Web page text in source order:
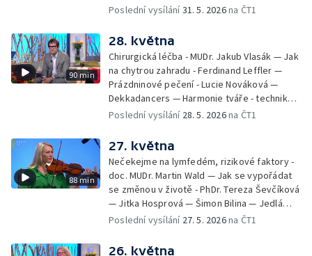
filmových klapek
Poslední vysílání31. 5. 2026na ČT1
90 min
28. května
Chirurgická léčba - MUDr. Jakub Vlasák — Jak
na chytrou zahradu - Ferdinand Leffler —
Prázdninové pečení - Lucie Nováková —
Dekkadancers — Harmonie tváře - techniky
přírodního omlazení - Martina Kavecká —
Petr Bednařík — Počasí s Michalem Žákem
Poslední vysílání 28. 5. 2026na ČT1
88 min
27. května
Nečekejme na lymfedém, rizikové faktory -
doc. MUDr. Martin Wald — Jak se vypořádat
se změnou v životě - PhDr. Tereza Ševčíková
— Jitka Hosprová — Šimon Bilina — Jedlá
zahrada - Petra Matějková — Kulturní tipy
Poslední vysílání 27. 5. 2026na ČT1
26. května